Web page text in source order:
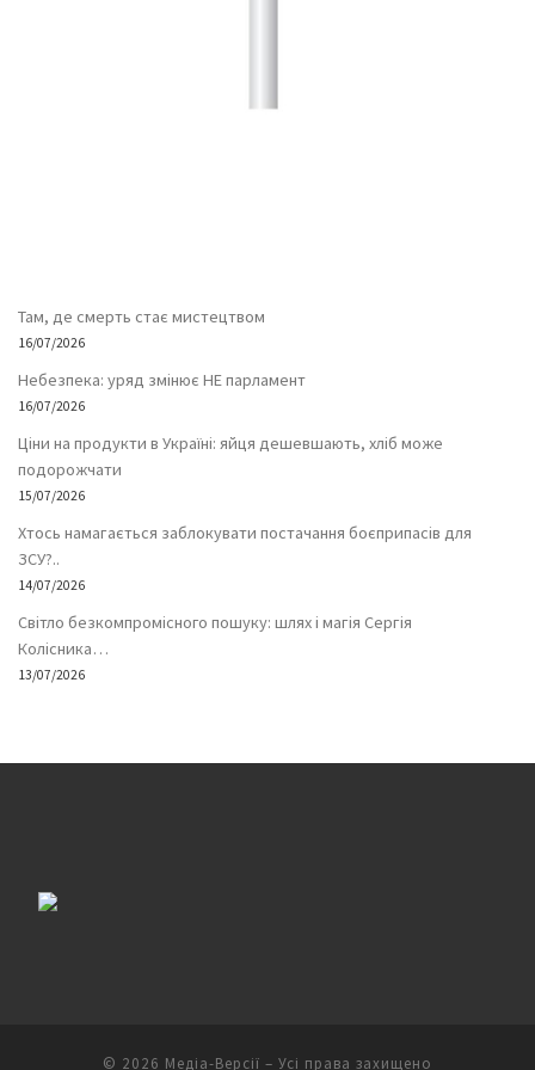
Там, де смерть стає мистецтвом
16/07/2026
Небезпека: уряд змінює НЕ парламент
16/07/2026
Ціни на продукти в Україні: яйця дешевшають, хліб може
подорожчати
15/07/2026
Хтось намагається заблокувати постачання боєприпасів для
ЗСУ?..
14/07/2026
Світло безкомпромісного пошуку: шлях і магія Сергія
Колісника…
13/07/2026
© 2026 Медіа-Версії – Усі права захищено